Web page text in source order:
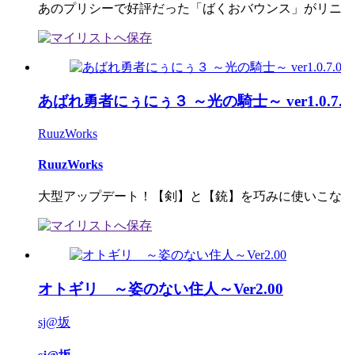
あのプリシーで好評だった「ばくおバウンス」がリ
あばれ勇者にぅにぅ３ ～光の騎士～
RuuzWorks
RuuzWorks
大型アップデート！【剣】と【銃】を巧みに使いこ
オトギリ ～姿のない住人～Ver2.00
sj@坂